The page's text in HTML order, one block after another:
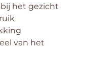
het gezicht
van het